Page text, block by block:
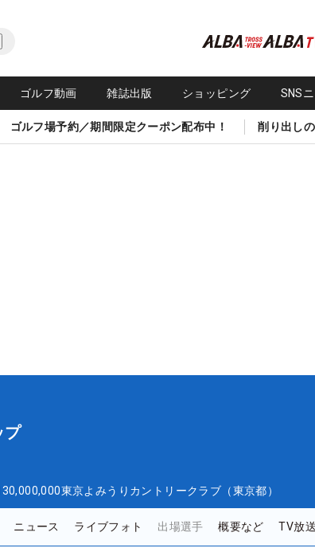
ゴルフ動画 雑誌出版 ショッピング SNS
ゴルフ場予約／期間限定クーポン配布中！ 削り出し
プ
東京よみうりカントリークラブ（東京都）
ニュース ライブフォト 出場選手 概要など TV放